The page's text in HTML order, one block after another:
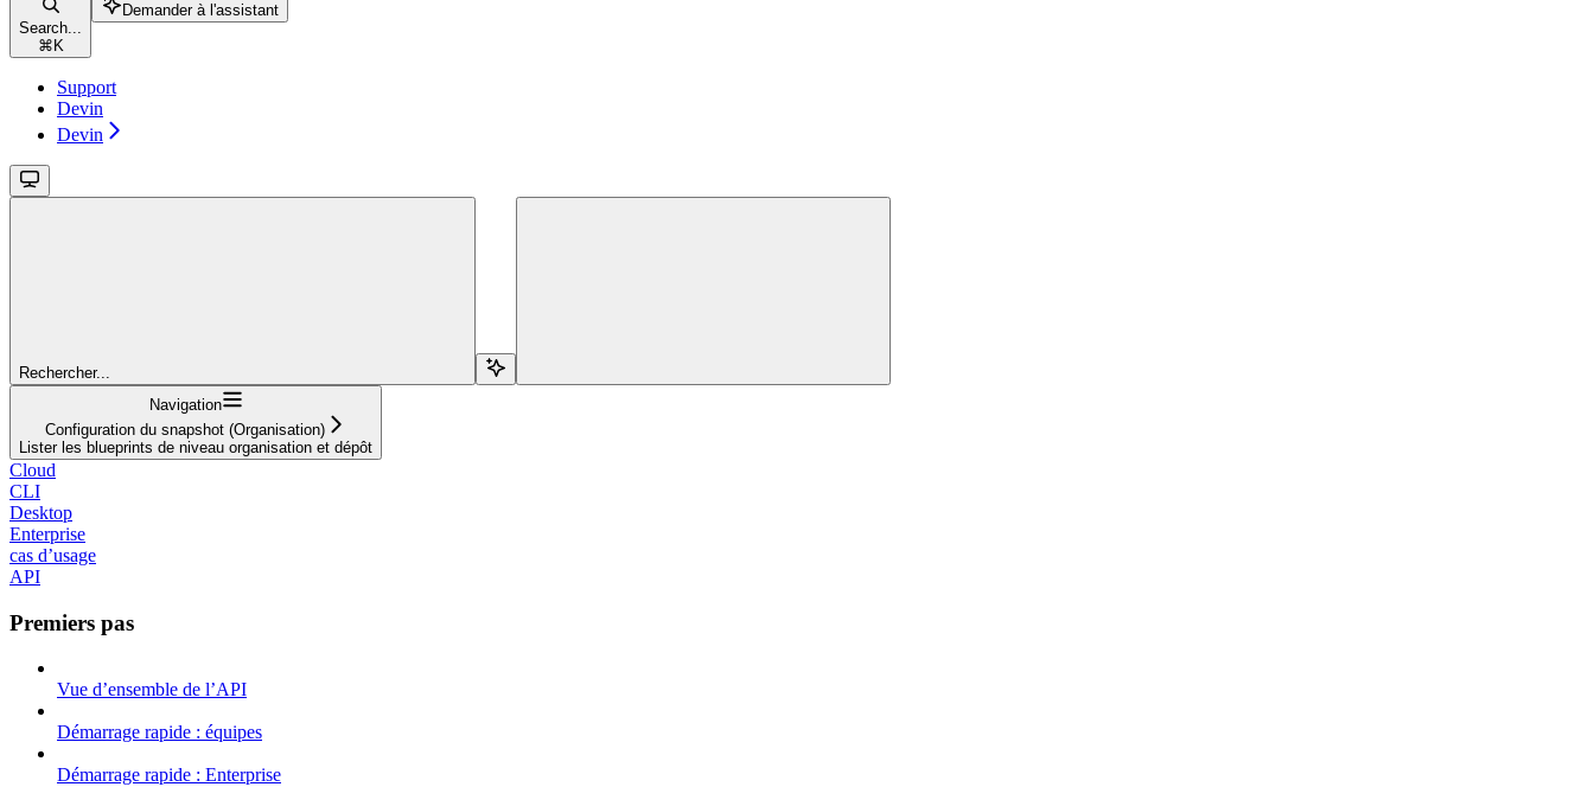
Search...
⌘ K
Demander à l'assistant
Support
Devin
Devin
Rechercher...
Navigation
Configuration du snapshot (Organisation)
Lister les blueprints de niveau organisation et dépôt
Cloud
CLI
Desktop
Enterprise
cas d’usage
API
Premiers pas
Vue d’ensemble de l’API
Démarrage rapide : équipes
Démarrage rapide : Enterprise